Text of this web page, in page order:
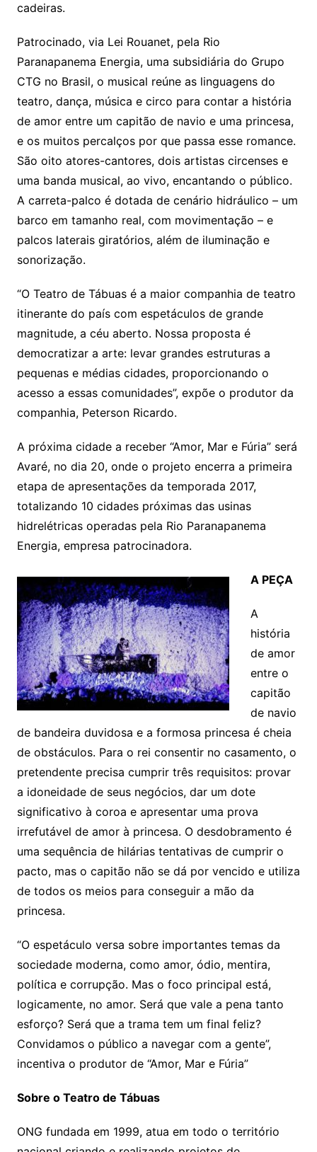
cadeiras.
Patrocinado, via Lei Rouanet, pela Rio
Paranapanema Energia, uma subsidiária do Grupo
CTG no Brasil, o musical reúne as linguagens do
teatro, dança, música e circo para contar a história
de amor entre um capitão de navio e uma princesa,
e os muitos percalços por que passa esse romance.
São oito atores-cantores, dois artistas circenses e
uma banda musical, ao vivo, encantando o público.
A carreta-palco é dotada de cenário hidráulico – um
barco em tamanho real, com movimentação – e
palcos laterais giratórios, além de iluminação e
sonorização.
“O Teatro de Tábuas é a maior companhia de teatro
itinerante do país com espetáculos de grande
magnitude, a céu aberto. Nossa proposta é
democratizar a arte: levar grandes estruturas a
pequenas e médias cidades, proporcionando o
acesso a essas comunidades”, expõe o produtor da
companhia, Peterson Ricardo.
A próxima cidade a receber “Amor, Mar e Fúria” será
Avaré, no dia 20, onde o projeto encerra a primeira
etapa de apresentações da temporada 2017,
totalizando 10 cidades próximas das usinas
hidrelétricas operadas pela Rio Paranapanema
Energia, empresa patrocinadora.
A PEÇA
A
história
de amor
entre o
capitão
de navio
de bandeira duvidosa e a formosa princesa é cheia
de obstáculos. Para o rei consentir no casamento, o
pretendente precisa cumprir três requisitos: provar
a idoneidade de seus negócios, dar um dote
significativo à coroa e apresentar uma prova
irrefutável de amor à princesa. O desdobramento é
uma sequência de hilárias tentativas de cumprir o
pacto, mas o capitão não se dá por vencido e utiliza
de todos os meios para conseguir a mão da
princesa.
“O espetáculo versa sobre importantes temas da
sociedade moderna, como amor, ódio, mentira,
política e corrupção. Mas o foco principal está,
logicamente, no amor. Será que vale a pena tanto
esforço? Será que a trama tem um final feliz?
Convidamos o público a navegar com a gente”,
incentiva o produtor de “Amor, Mar e Fúria”
Sobre o Teatro de Tábuas
ONG fundada em 1999, atua em todo o território